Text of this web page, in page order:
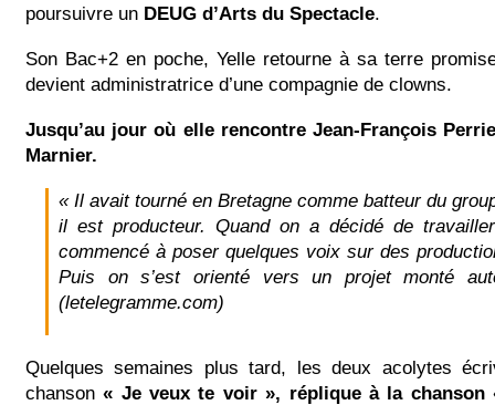
poursuivre un DEUG d’Arts du Spectacle.
Son Bac+2 en poche, Yelle retourne à sa terre
devient administratrice d’une compagnie de clowns.
Jusqu’au jour où elle rencontre Jean-François
Marnier.
« Il avait tourné en Bretagne comme batteur du
il est producteur. Quand on a décidé de
commencé à poser quelques voix sur des
Puis on s’est orienté vers un projet monté
(letelegramme.com)
Quelques semaines plus tard, les deux acolytes
chanson « Je veux te voir », réplique à la chanson